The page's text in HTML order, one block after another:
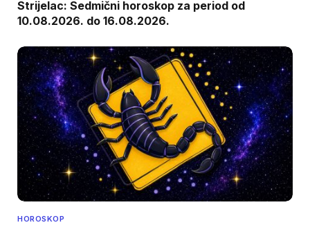
Strijelac: Sedmični horoskop za period od
10.08.2026. do 16.08.2026.
HOROSKOP